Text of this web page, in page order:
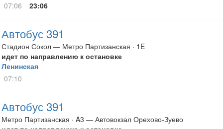
07:06
23:06
Автобус 391
Стадион Сокол — Метро Партизанская · 1E
идет по направлению к остановке
Ленинская
07:10
Автобус 391
Метро Партизанская · A3 — Автовокзал Орехово-Зуево